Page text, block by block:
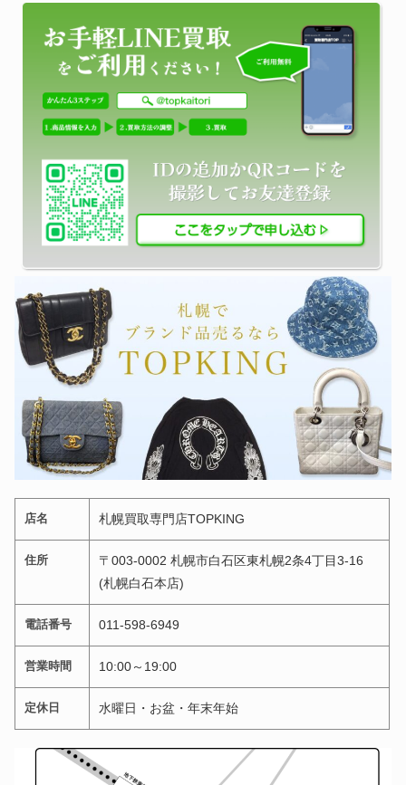
店名 札幌買取専門店TOPKING
住所
〒003-0002 札幌市白石区東札幌2条4丁目3-16
(札幌白石本店)
電話番号 011-598-6949
営業時間 10:00～19:00
定休日 水曜日・お盆・年末年始